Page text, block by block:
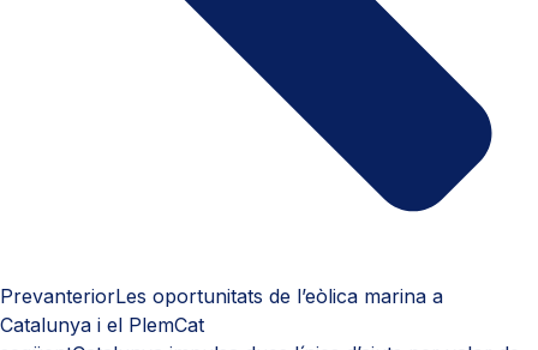
PrevanteriorLes oportunitats de l’eòlica marina a
Catalunya i el PlemCat